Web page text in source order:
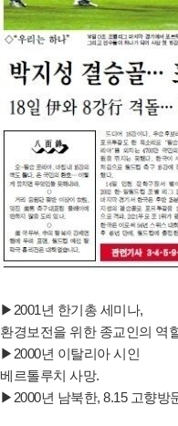
▶2001년 한기총 세미나,
환경보전을 위한 종교인의 역
▶2000년 이탈리아 시인
베르톨루치 사망.
▶2000년 남북한, 8.15 고향방